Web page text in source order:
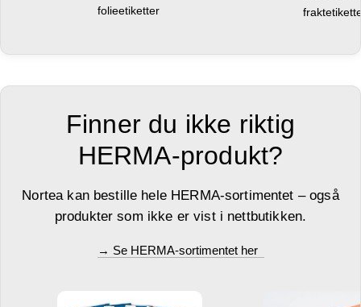
folieetiketter
Finner du ikke riktig
HERMA-produkt?
Nortea kan bestille hele HERMA-sortimentet – også
produkter som ikke er vist i nettbutikken.
→ Se HERMA-sortimentet her